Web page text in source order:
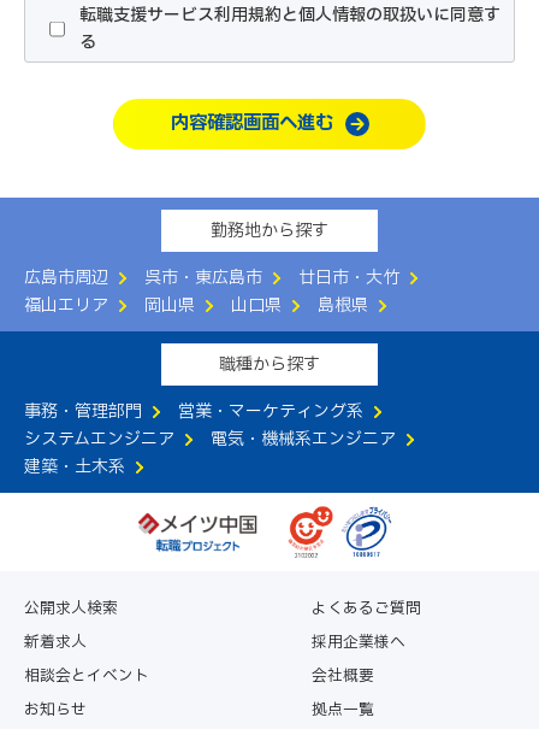
1.利用者は、本サービス利用のお申込みにあたって、当社
が指定する所定の方法で行うものとします。
2.利用者は、本サービスの利用にあたって、本規約および
職業紹介事業の運営について」の内容をすべて承諾
するものとします。
3.当社は、本サービスの申込者に本サービスの提供が不適
ことができるものとします。
第3条（本サービスの提供）
当社は、以下のサービスの中から利用者に適切なものを当
社の判断で提供するものとします。
（1）電話や面談による転職相談の実施
（2）コンサルタントによる転職活動支援
（3）求人情報の提供
（4）求人者への応募手続きの代行
（5）その他利用者の転職活動に有益と当社が判断する一
第4条（本サービスの提供期間）
申込み日から2年間を上限に提供するものとします。な
人者に入社した場合、入社日をもって当該利用者への本サ
ービスを終了するものとします。利用者から本サービス提
供の終了のお申し出を受けた場合についても、合理的な範
転職支援サービス利用規約と個人情報の取扱いに同意す
る
内容確認画面へ進む
勤務地から探す
広島市周辺
呉市・東広島市
廿日市・大竹
福山エリア
岡山県 山口県 島根県
職種から探す
事務・管理部門
営業・マーケティング系
システムエンジニア
電気・機械系エンジニア
建築・土木系
公開求人検索
新着求人
相談会とイベント
お知らせ
よくあるご質問
採用企業様へ
会社概要
拠点一覧